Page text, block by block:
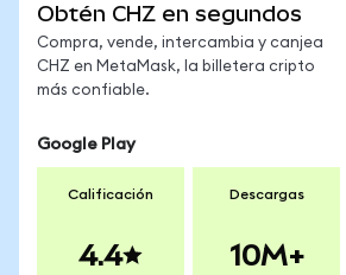
Obtén CHZ en segundos
Compra, vende, intercambia y canjea
CHZ en MetaMask, la billetera cripto
más confiable.
Google Play
Calificación
4.4
Descargas
10M+